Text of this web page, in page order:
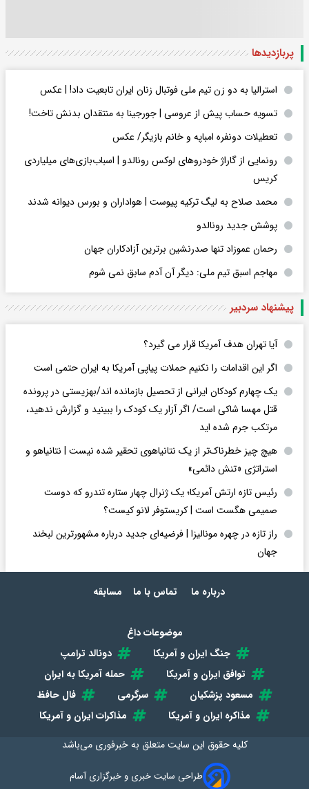
پربازدید‌ها
استرالیا به دو زن تیم ملی فوتبال زنان ایران تابعیت داد! | عکس
تسویه حساب پیش از عروسی | جورجینا به منتقدان بدنش تاخت!
تعطیلات دونفره امباپه و خانم بازیگر/ عکس
رونمایی از گاراژ خودروهای لوکس رونالدو | اسباب‌‌بازی‌های میلیاردی
کریس
محمد صلاح به لیگ ترکیه پیوست | هواداران و بورس دیوانه شدند
پوشش جدید رونالدو
رحمان عموزاد تنها صدرنشین برترین آزادکاران جهان
مهاجم اسبق تیم ملی: دیگر آن آدم سابق نمی شوم
پیشنهاد سردبیر
آیا تهران هدف آمریکا قرار می گیرد؟
اگر این اقدامات را نکنیم حملات پیاپی آمریکا به ایران حتمی است
یک چهارم کودکان ایرانی از تحصیل بازمانده اند/بهزیستی در پرونده
قتل مهسا شاکی است/ اگر آزار یک کودک را ببینید و گزارش ندهید،
مرتکب جرم شده اید
هیچ چیز خطرناک‌تر از یک نتانیاهوی تحقیر شده نیست | نتانیاهو و
استراتژی «تنش دائمی»
رئیس تازه ارتش آمریکا؛ یک ژنرال چهار ستاره تندرو که دوست
صمیمی هگست است | کریستوفر لانو کیست؟
راز تازه در چهره مونالیزا | فرضیه‌ای جدید درباره مشهورترین لبخند
جهان
درباره ما تماس با ما مسابقه
موضوعات داغ
جنگ ایران و آمریکا
دونالد ترامپ
توافق ایران و آمریکا
حمله آمریکا به ایران
مسعود پزشکیان
سرگرمی
فال حافظ
مذاکره ایران و آمریکا
مذاکرات ایران و آمریکا
کلیه حقوق این سایت متعلق بهخبرفوری می‌باشد
طراحی سایت خبری و خبرگزاری آسام